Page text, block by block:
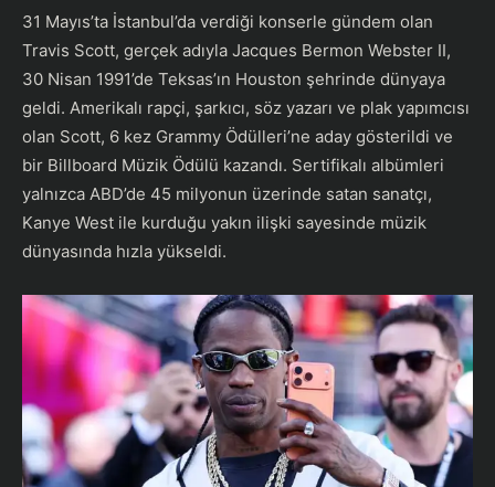
31 Mayıs’ta İstanbul’da verdiği konserle gündem olan
Travis Scott, gerçek adıyla Jacques Bermon Webster II,
30 Nisan 1991’de Teksas’ın Houston şehrinde dünyaya
geldi. Amerikalı rapçi, şarkıcı, söz yazarı ve plak yapımcısı
olan Scott, 6 kez Grammy Ödülleri’ne aday gösterildi ve
bir Billboard Müzik Ödülü kazandı. Sertifikalı albümleri
yalnızca ABD’de 45 milyonun üzerinde satan sanatçı,
Kanye West ile kurduğu yakın ilişki sayesinde müzik
dünyasında hızla yükseldi.